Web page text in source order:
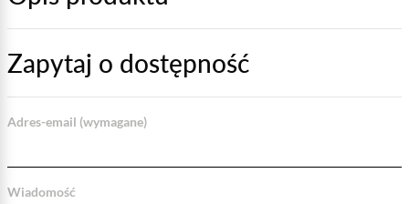
Zapytaj o dostępność
Adres-email (wymagane)
Wiadomość